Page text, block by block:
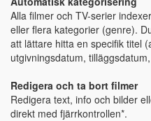
Alla filmer och TV-serier
eller flera kategorier (genre).
att lättare hitta en specifik titel
utgivningsdatum,
Redigera och ta bort filmer
Redigera text, info och bilder
direkt med fjärrkontrollen*.